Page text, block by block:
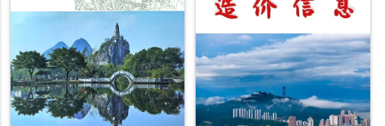
于
港
工
程
招
标
控
州
市
建
设
工
程
理
手
册，
梧
州
市
造
网
发
布，
用
于
发
布，
用
于
百
色
工
程
价
宁
建
设
工
程
造
（柳
建
工
程
造
信